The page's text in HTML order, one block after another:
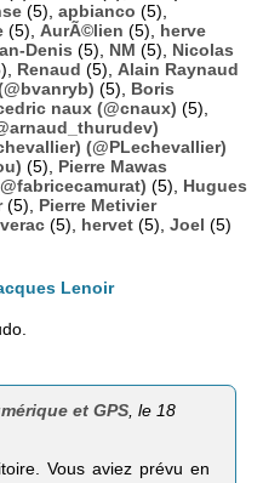
(5), apbianco (5),
(5), AurÃ©lien (5), herve
Denis (5), NM (5), Nicolas
Renaud (5), Alain Raynaud
(5), Boris
naux (@cnaux) (5),
(@PLechevallier)
(5), Pierre Mawas
(5), Hugues
(5), Pierre Metivier
(5), hervet (5), Joel (5)
Lenoir
et GPS , le 18
Vous aviez prévu en